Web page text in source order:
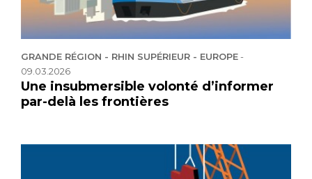
GRANDE RÉGION - RHIN SUPÉRIEUR - EUROPE-
09.03.2026
Une insubmersible volonté d’informer
par-delà les frontières